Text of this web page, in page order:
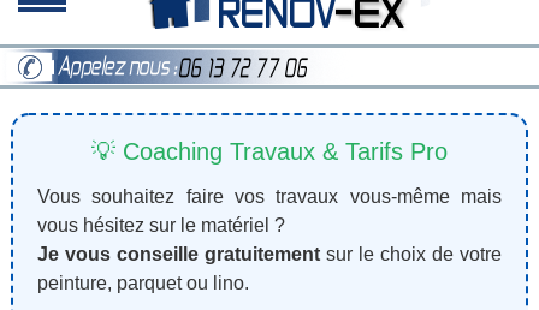
💡 Coaching Travaux & Tarifs Pro
Vous souhaitez faire vos travaux vous-même mais
vous hésitez sur le matériel ?
Je vous conseille gratuitementsur le choix de votre
peinture, parquet ou lino.